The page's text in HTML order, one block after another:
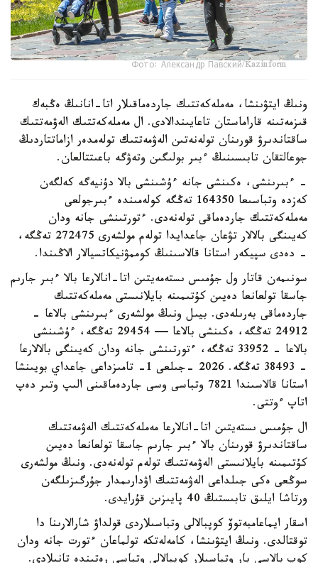
Фото: Александр Павский/Kazinform
ونىڭ ايتۋىنشا، مەملەكەتتىك جاردەماقىلار اتا-انانىڭ ەڭبەك
قىزمەتىنە قاراماستان تاعايىندالادى. ال مەملەكەتتىك الەۋمەتتىك
ساقتاندىرۋ قورىنان تولەنەتىن الەۋمەتتىك تولەمدەر ازاماتتاردىڭ
جوعالتقان تابىسىنىڭ ءبىر بولىگىن وتەۋگە باعىتتالعان.
- ءبىرىنشى، ەكىنشى جانە ءۇشىنشى بالا دۇنيەگە كەلگەن
كەزدە وتباسىعا 164350 تەڭگە كولەمىندە ءبىرجولعى
مەملەكەتتىك جاردەماقى تولەنەدى. ءتورتىنشى جانە ودان
كەيىنگى بالالار تۋعان جاعدايدا تولەم مولشەرى 272475 تەڭگە،
- دەدى سپيكەر استانا قالاسىنىڭ كوممۋنيكاتسيالار الاڭىندا.
سونىمەن قاتار ول جۇمىس ىستەمەيتىن اتا-انالارعا بالا ءبىر جارىم
جاسقا تولعانعا دەيىن كۇتىمىنە بايلانىستى مەملەكەتتىك
جاردەماقى بەرىلەدى. بيىل ونىڭ مولشەرى ءبىرىنشى بالاعا -
24912 تەڭگە، ەكىنشى بالاعا — 29454 تەڭگە، ءۇشىنشى
بالاعا - 33952 تەڭگە، ءتورتىنشى جانە ودان كەيىنگى بالالارعا
- 38493 تەڭگە. 2026 -جىلعى 1- تامىزداعى جاعداي بويىنشا
استانا قالاسىندا 7821 وتباسى وسى جاردەماقىنى الىپ وتىر دەپ
اتاپ ءوتتى.
ال جۇمىس ىستەيتىن اتا-انالارعا مەملەكەتتىك الەۋمەتتىك
ساقتاندىرۋ قورىنان بالا ءبىر جارىم جاسقا تولعانعا دەيىن
كۇتىمىنە بايلانىستى الەۋمەتتىك تولەم تولەنەدى. ونىڭ مولشەرى
سوڭعى ەكى جىلداعى الەۋمەتتىك اۋدارىمدار جۇرگىزىلگەن
ورتاشا ايلىق تابىستىڭ 40 پايىزىن قۇرايدى.
اسقار ايماعامبەتوۆ كوپبالالى وتباسىلاردى قولداۋ شارالارىنا دا
توقتالدى. ونىڭ ايتۋىنشا، كامەلەتكە تولماعان ءتورت جانە ودان